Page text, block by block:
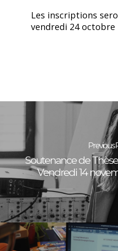
Les inscriptions
vendredi 24 octobre
Previous
Soutenance de
Vendredi 14